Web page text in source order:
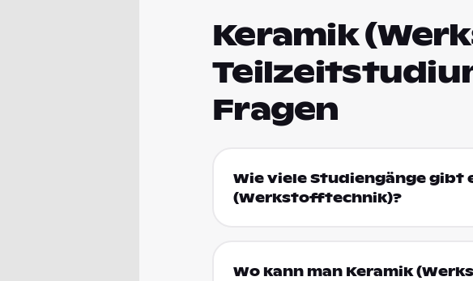
Keramik
Fragen
Wie viele Studiengänge gibt
(Werkstofftechnik)?
Wo kann man Keramik